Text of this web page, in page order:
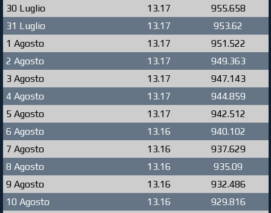
30 Luglio
13.17
955.658
31 Luglio
13.17
953.62
1 Agosto
13.17
951.522
2 Agosto
13.17
949.363
3 Agosto
13.17
947.143
4 Agosto
13.17
944.859
5 Agosto
13.17
942.512
6 Agosto
13.16
940.102
7 Agosto
13.16
937.629
8 Agosto
13.16
935.09
9 Agosto
13.16
932.486
10 Agosto
13.16
929.816